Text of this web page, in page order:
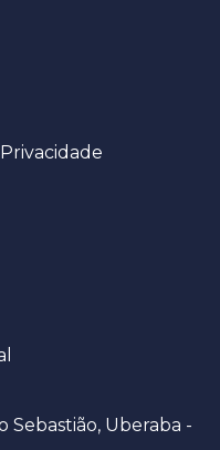
Sebastião, Uberaba -